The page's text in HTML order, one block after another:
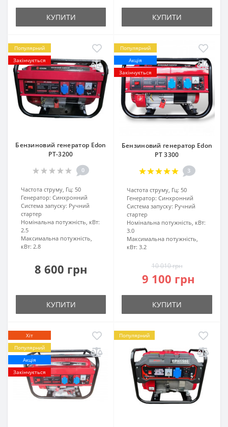
КУПИТИ КУПИТИ
Популярний
Закінчується
Бензиновий генератор Edon
PT-3200
0
Частота струму, Гц: 50
Генератор: Синхронний
Система запуску: Ручний
стартер
Номінальна потужність, кВт:
2.5
Максимальна потужність,
кВт: 2.8
8 600 грн
КУПИТИ
Популярний
Акція
Закінчується
Бензиновий генератор Edon
PT 3300
3
Частота струму, Гц: 50
Генератор: Синхронний
Система запуску: Ручний
стартер
Номінальна потужність, кВт:
3.0
Максимальна потужність,
кВт: 3.2
10 010 грн
9 100 грн
КУПИТИ
Хіт
Популярний
Акція
Закінчується
Популярний